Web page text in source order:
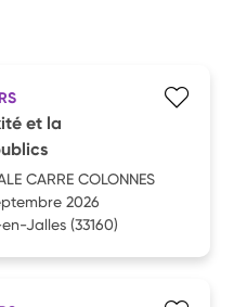
et la
CARRE COLONNES
2026
Jalles (33160)